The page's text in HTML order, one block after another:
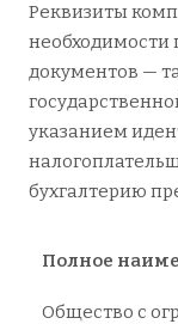
Реквизиты
необходимости
документов —
указанием
бухгалтерию
Полное
Общество с